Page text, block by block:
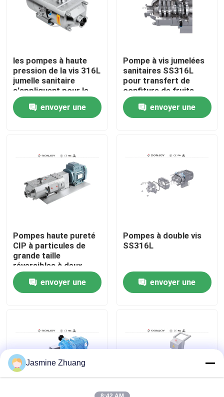
À la maison
À propos de nous
Visite de l'usine
Contrôle de la qualité
Nouvelles
Demandez un devis
Soupape à diaphragme sanitaire
les pompes à haute
pression de la vis 316L
jumelle sanitaire
s'appliquent pour le
CIP/PETITE GORGÉE
de systèmesenvoyer une
Pompe à vis jumelées
sanitaires SS316L
pour transfert de
confiture de fruits
envoyer une
Pompes haute pureté
CIP à particules de
grande taille
réversibles à deux
directions/pompes à
double vis avec
moteur direct
envoyer une
Pompes à double vis
SS316L
envoyer une
Jasmine Zhuang